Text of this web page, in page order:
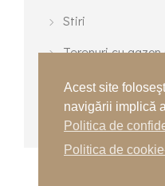
Stiri
Terenuri cu
Terenuri de tenis
Terenuri turnate
Acest site
navigării implică
Politica de
Politica de